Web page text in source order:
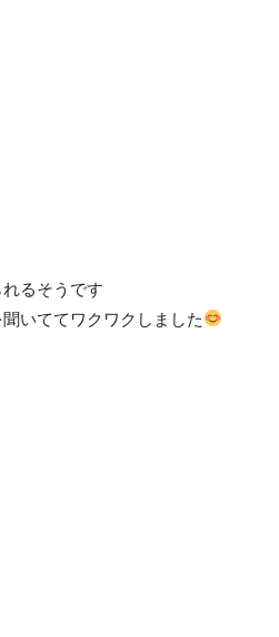
るそうです
いててワクワクしました